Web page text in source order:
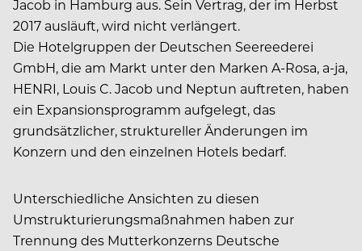
Jacob in Hamburg aus. Sein Vertrag, der im Herbst
2017 ausläuft, wird nicht verlängert.
Die Hotelgruppen der Deutschen Seereederei
GmbH, die am Markt unter den Marken A-Rosa, a-ja,
HENRI, Louis C. Jacob und Neptun auftreten, haben
ein Expansionsprogramm aufgelegt, das
grundsätzlicher, struktureller Änderungen im
Konzern und den einzelnen Hotels bedarf.
Unterschiedliche Ansichten zu diesen
Umstrukturierungsmaßnahmen haben zur
Trennung des Mutterkonzerns Deutsche